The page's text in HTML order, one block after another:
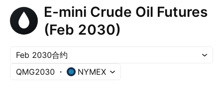
E-mini Crude Oil Futures
(Feb 2030)
Feb 2030合约
QMG2030
NYMEX